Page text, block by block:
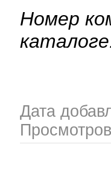
Номер
Дата